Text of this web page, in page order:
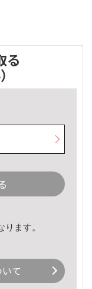
る
ます。
て